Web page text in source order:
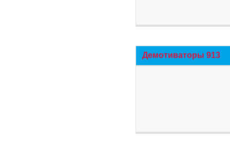
Демотиваторы 913